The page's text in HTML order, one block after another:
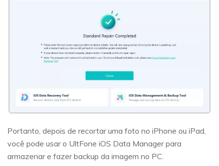
Portanto, depois de recortar uma foto no iPhone ou iPad,
você pode usar o UltFone iOS Data Manager para
armazenar e fazer backup da imagem no PC.